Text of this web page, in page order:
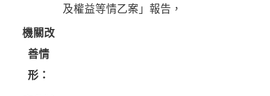
及權益等情乙案」報告，
機關改
善情
形：